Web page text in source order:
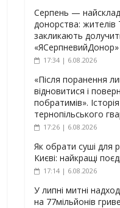
Серпень —
донорства: жителів
закликають
«ЯСерпневийДонор»
17:34 | 6.08.2026
«Після поранення
відновитися і
побратимів».
тернопільського
17:26 | 6.08.2026
Як обрати суші для
Києві: найкращі
17:14 | 6.08.2026
У липні митні
на 77мільйонів